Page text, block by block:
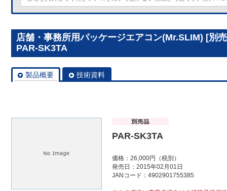
店舗・事務所用パッケージエアコン(Mr.SLIM) [別
PAR-SK3TA
製品概要 技術資料
PAR-SK3TA
価格：26,000円（税別）
発売日：2015年02月01日
JANコード：4902901755385